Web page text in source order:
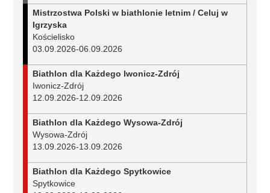
Mistrzostwa Polski w biathlonie letnim / Celuj w
Igrzyska
Kościelisko
03.09.2026-06.09.2026
Biathlon dla Każdego Iwonicz-Zdrój
Iwonicz-Zdrój
12.09.2026-12.09.2026
Biathlon dla Każdego Wysowa-Zdrój
Wysowa-Zdrój
13.09.2026-13.09.2026
Biathlon dla Każdego Spytkowice
Spytkowice